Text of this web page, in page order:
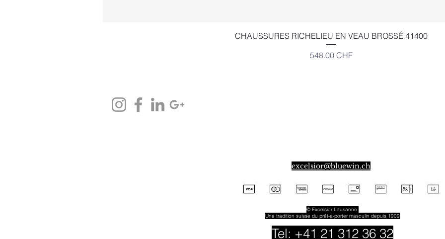
Aperçu rapide
CHAUSSURES RICHELIEU EN VEAU BROSSÉ 41400
Prix
548.00 CHF
excelsior@bluewin.ch
© Excelsior Lausanne
Une tradition suisse du prêt-à-porter masculin depuis 1909
Tel: +41 21 312 36 32